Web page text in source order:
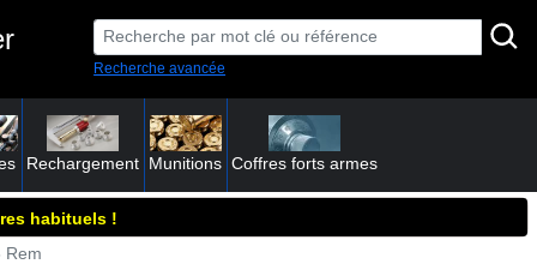
Recherche avancée
Rechargement Munitions Coffres forts armes
habituels !
Rem